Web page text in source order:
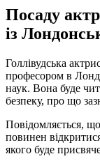
Посаду
із
Голлівудська
професором в
наук. Вона буде
безпеку, про що
Повідомляється,
повинен
якого буде